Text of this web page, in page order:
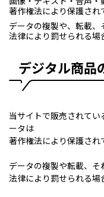
著作権法により保護され
データの複製や、転載、
法律により罰せられる場
デジタル商品
当サイトで販売されて
ータは
著作権法により保護され
データの複製や転載、そ
法律により罰せられる場